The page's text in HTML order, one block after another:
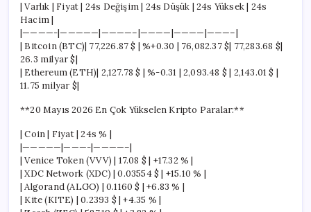
| Varlık | Fiyat | 24s Değişim | 24s Düşük | 24s Yüksek | 24s
Hacim |
|————-|—————|————–|————|————|———–|
| Bitcoin (BTC)| 77,226.87 $ | %+0.30 | 76,082.37 $| 77,283.68 $|
26.3 milyar $|
| Ethereum (ETH)| 2,127.78 $ | %-0.31 | 2,093.48 $ | 2,143.01 $ |
11.75 milyar $|
**20 Mayıs 2026 En Çok Yükselen Kripto Paralar:**
| Coin | Fiyat | 24s % |
|—————|———-|————–|
| Venice Token (VVV) | 17.08 $ | +17.32 % |
| XDC Network (XDC) | 0.03554 $ | +15.10 % |
| Algorand (ALGO) | 0.1160 $ | +6.83 % |
| Kite (KITE) | 0.2393 $ | +4.35 % |